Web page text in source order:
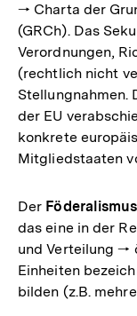
🠒 Charta der
(GRCh). Das
Verordnungen,
(rechtlich nicht
Stellungnahmen.
der EU
konkrete
Mitgliedstaaten
Der Föderalismus
das eine in der
und Verteilung 🠒
Einheiten
bilden (z.B.